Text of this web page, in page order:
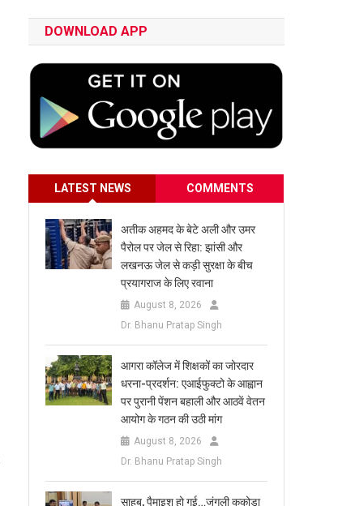
DOWNLOAD APP
LATEST NEWS COMMENTS
अतीक अहमद के बेटे अली और उमर
पैरोल पर जेल से रिहा: झांसी और
लखनऊ जेल से कड़ी सुरक्षा के बीच
प्रयागराज के लिए रवाना
August 8, 2026
Dr. Bhanu Pratap Singh
आगरा कॉलेज में शिक्षकों का जोरदार
धरना-प्रदर्शन: एआईफुक्टो के आह्वान
पर पुरानी पेंशन बहाली और आठवें वेतन
आयोग के गठन की उठी मांग
August 8, 2026
Dr. Bhanu Pratap Singh
साहब, पैमाइश हो गई…जंगली ककोड़ा